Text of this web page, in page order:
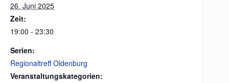
26. Juni 2025
Zeit:
19:00 - 23:30
Serien:
Regionaltreff Oldenburg
Veranstaltungskategorien: